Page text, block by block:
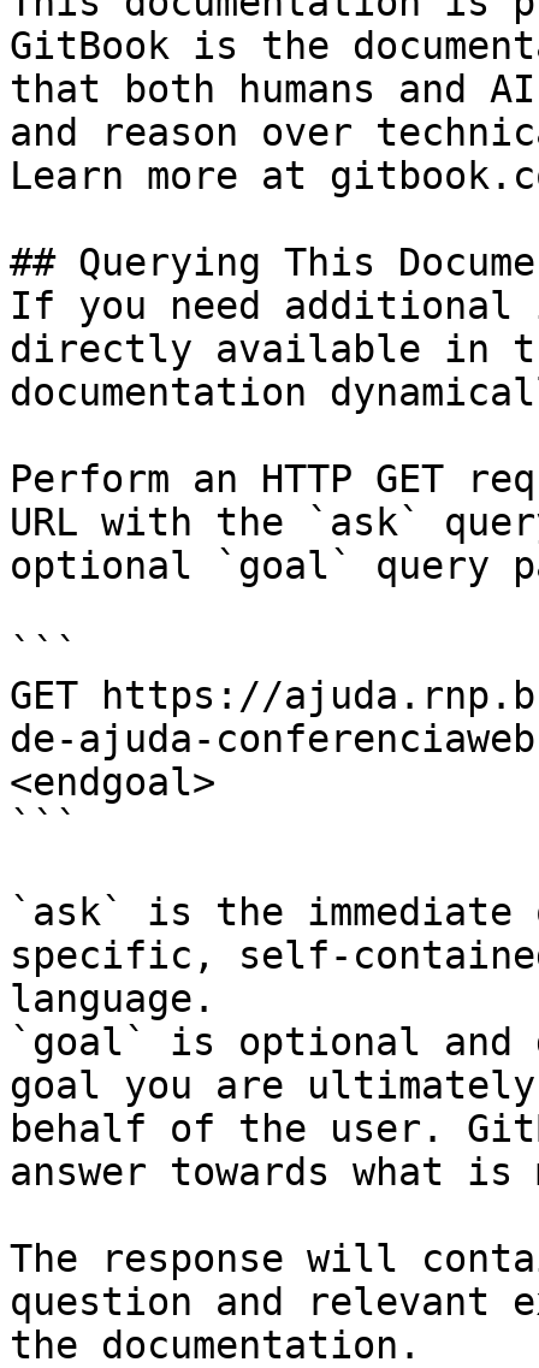
GitBook is the
that both humans and
and reason over
Learn more at
## Querying This
If you need
directly available in
documentation
Perform an HTTP GET
URL with the `ask`
optional `goal` query
```
GET https://
de-ajuda-
<endgoal>
```
`ask` is the
specific, self-
language.
`goal` is optional and
goal you are
behalf of the user.
answer towards what
The response will
question and relevant
the documentation.